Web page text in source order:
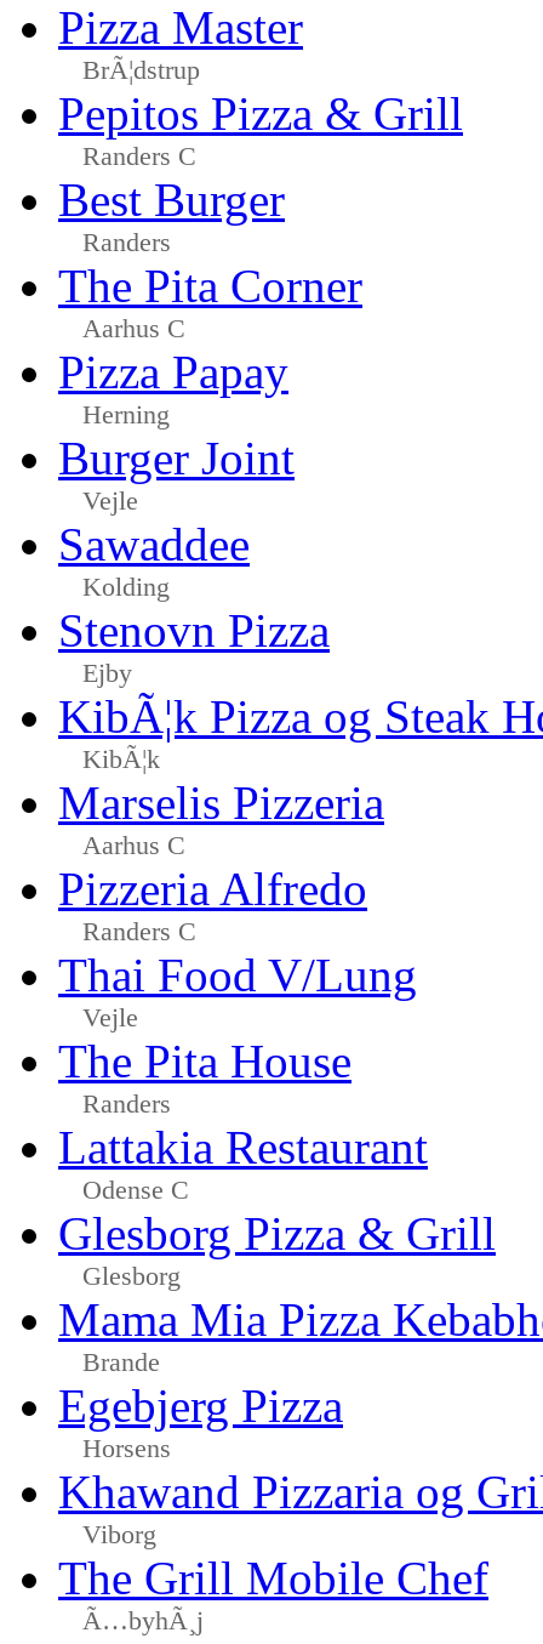
Pizza Master
BrÃ¦dstrup
Pepitos Pizza & Grill
Randers C
Best Burger
Randers
The Pita Corner
Aarhus C
Pizza Papay
Herning
Burger Joint
Vejle
Sawaddee
Kolding
Stenovn Pizza
Ejby
KibÃ¦k Pizza og Steak
KibÃ¦k
Marselis Pizzeria
Aarhus C
Pizzeria Alfredo
Randers C
Thai Food V/Lung
Vejle
The Pita House
Randers
Lattakia Restaurant
Odense C
Glesborg Pizza & Grill
Glesborg
Mama Mia Pizza
Brande
Egebjerg Pizza
Horsens
Khawand Pizzaria og
Viborg
The Grill Mobile Chef
Ã…byhÃ¸j